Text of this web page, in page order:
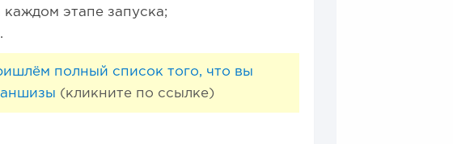
этапе запуска;
полный список того, что вы
(кликните по ссылке)